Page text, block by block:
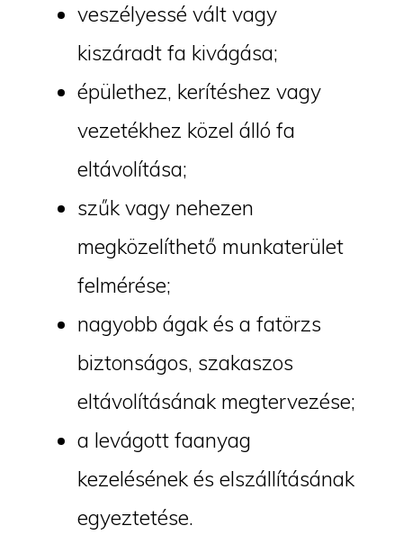
veszélyessé vált vagy
kiszáradt fa kivágása;
épülethez, kerítéshez vagy
vezetékhez közel álló fa
eltávolítása;
szűk vagy nehezen
megközelíthető munkaterület
felmérése;
nagyobb ágak és a fatörzs
biztonságos, szakaszos
eltávolításának megtervezése;
a levágott faanyag
kezelésének és elszállításának
egyeztetése.